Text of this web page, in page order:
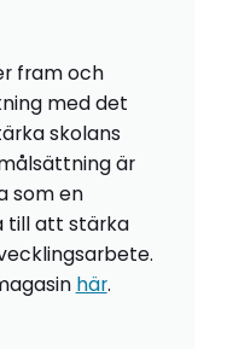
fram och
med det
skolans
är
som en
till att stärka
här.